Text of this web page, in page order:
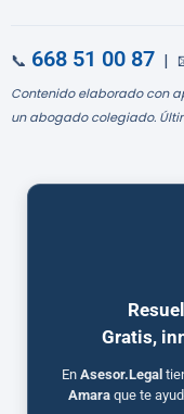
📞 668 51 00 87 |
Contenido elaborado con
un abogado colegiado.
Gratis,
En Asesor.Legal
Amaraque te